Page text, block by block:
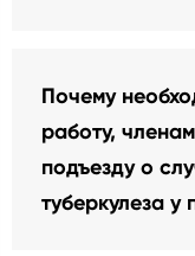
Почему
работу,
подъезду о
туберкулеза у